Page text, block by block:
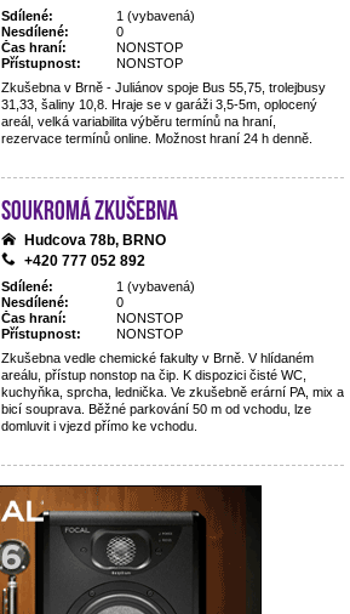
Sdílené:
1 (vybavená)
Nesdílené:
0
Čas hraní:
NONSTOP
Přístupnost:
NONSTOP
Zkušebna v Brně - Juliánov spoje Bus 55,75, trolejbusy
31,33, šaliny 10,8. Hraje se v garáži 3,5-5m, oplocený
areál, velká variabilita výběru termínů na hraní,
rezervace termínů online. Možnost hraní 24 h denně.
Soukromá zkušebna
Hudcova 78b, BRNO
+420 777 052 892
Sdílené:
1 (vybavená)
Nesdílené:
0
Čas hraní:
NONSTOP
Přístupnost:
NONSTOP
Zkušebna vedle chemické fakulty v Brně. V hlídaném
areálu, přístup nonstop na čip. K dispozici čisté WC,
kuchyňka, sprcha, lednička. Ve zkušebně erární PA, mix a
bicí souprava. Běžné parkování 50 m od vchodu, lze
domluvit i vjezd přímo ke vchodu.